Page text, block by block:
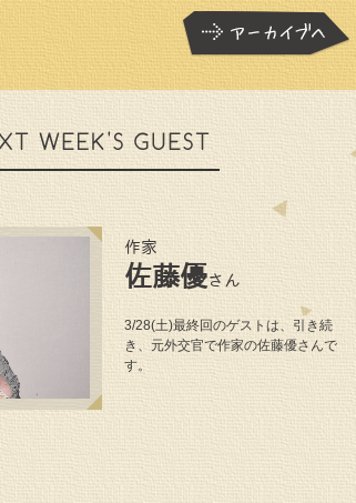
作家
佐藤優さん
3/28(土)最終回のゲストは、引き続
き、元外交官で作家の佐藤優さんで
す。